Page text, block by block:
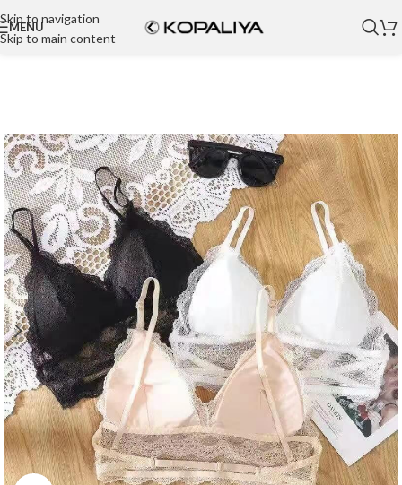
Skip to navigation
Skip to main content
MENU